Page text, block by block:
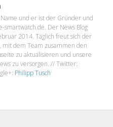
und er ist der Gründer und
smartwatch.de. Der News Blog
2014. Täglich freut sich der
dem Team zusammen den
zu aktualisieren und unsere
zu versorgen. // Twitter:
Philipp Tusch